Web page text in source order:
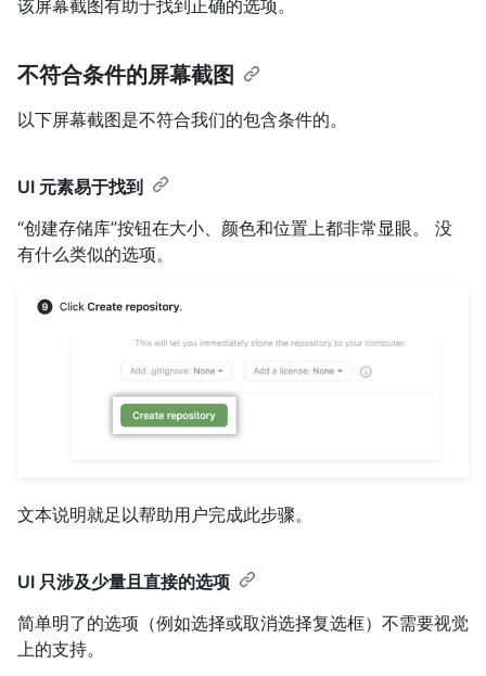
该屏幕截图有助于找到正确的选项。
不符合条件的屏幕截图
以下屏幕截图是不符合我们的包含条件的。
UI 元素易于找到
“创建存储库”按钮在大小、颜色和位置上都非常显眼。 没
有什么类似的选项。
文本说明就足以帮助用户完成此步骤。
UI 只涉及少量且直接的选项
简单明了的选项（例如选择或取消选择复选框）不需要视觉
上的支持。